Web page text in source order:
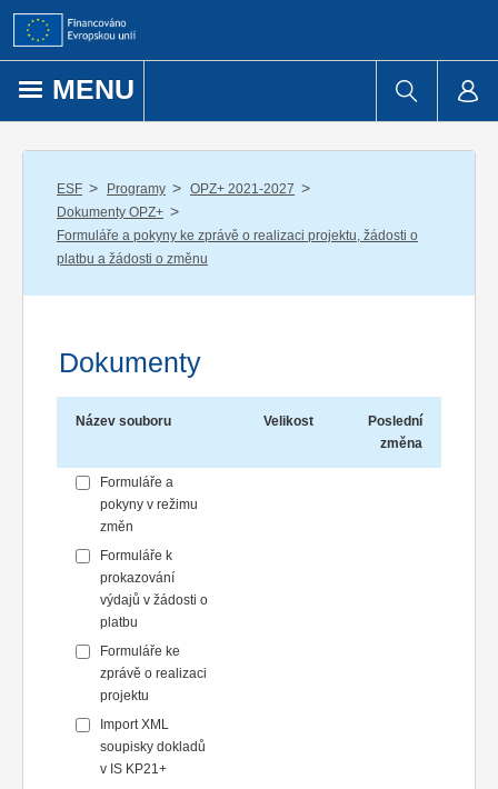
Přejít k obsahu
MENU
ESF / Programy / OPZ+ 2021-2027 /
Dokumenty OPZ+ /
Formuláře a pokyny ke zprávě o realizaci projektu, žádosti o
platbu a žádosti o změnu
Dokumenty
Název souboru Velikost
Poslední
změna
Formuláře a
pokyny v režimu
změn
Formuláře k
prokazování
výdajů v žádosti o
platbu
Formuláře ke
zprávě o realizaci
projektu
Import XML
soupisky dokladů
v IS KP21+